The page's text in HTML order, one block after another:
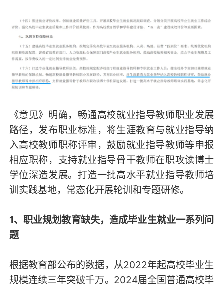
《意见》明确，畅通高校就业指导教师职业发展
路径，发布职业标准，将生涯教育与就业指导纳
入高校教师职称评审，鼓励就业指导教师等申报
相应职称，支持就业指导骨干教师在职攻读博士
学位深造发展。打造一批高水平就业指导教师培
训实践基地，常态化开展轮训和专题研修。
1、职业规划教育缺失，造成毕业生就业一系列问
题
根据教育部公布的数据，从2022年起高校毕业生
规模连续三年突破千万。2024届全国普通高校毕